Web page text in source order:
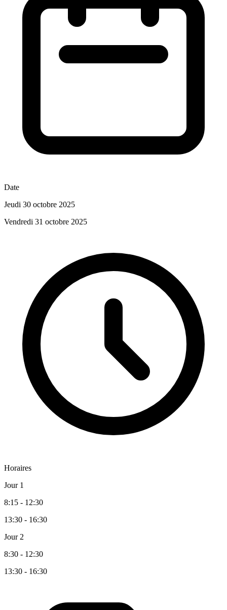
Date
Jeudi 30 octobre 2025
Vendredi 31 octobre 2025
Horaires
Jour 1
8:15 - 12:30
13:30 - 16:30
Jour 2
8:30 - 12:30
13:30 - 16:30